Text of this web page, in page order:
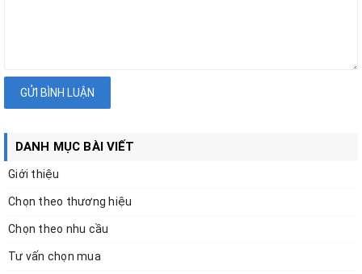
GỬI BÌNH LUẬN
DANH MỤC BÀI VIẾT
Giới thiệu
Chọn theo thương hiệu
Chọn theo nhu cầu
Tư vấn chọn mua